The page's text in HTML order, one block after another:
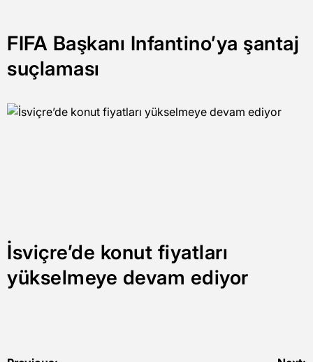
FIFA Başkanı Infantino’ya şantaj
suçlaması
İsviçre’de konut fiyatları
yükselmeye devam ediyor